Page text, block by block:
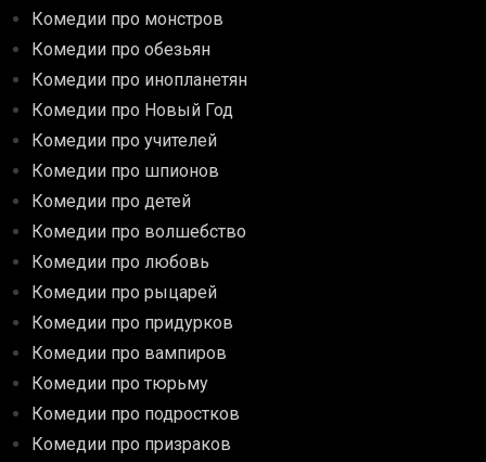
Комедии про монстров
Комедии про обезьян
Комедии про инопланетян
Комедии про Новый Год
Комедии про учителей
Комедии про шпионов
Комедии про детей
Комедии про волшебство
Комедии про любовь
Комедии про рыцарей
Комедии про придурков
Комедии про вампиров
Комедии про тюрьму
Комедии про подростков
Комедии про призраков